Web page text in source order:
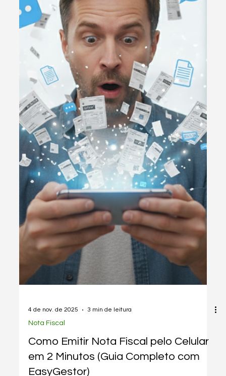
atual e com o que realmente está tramitando no
Congresso Nacional. Além disso, você vai entender: